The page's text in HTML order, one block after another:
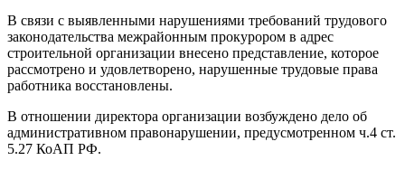
В связи с выявленными нарушениями требований трудового
законодательства межрайонным прокурором в адрес
строительной организации внесено представление, которое
рассмотрено и удовлетворено, нарушенные трудовые права
работника восстановлены.
В отношении директора организации возбуждено дело об
административном правонарушении, предусмотренном ч.4 ст.
5.27 КоАП РФ.